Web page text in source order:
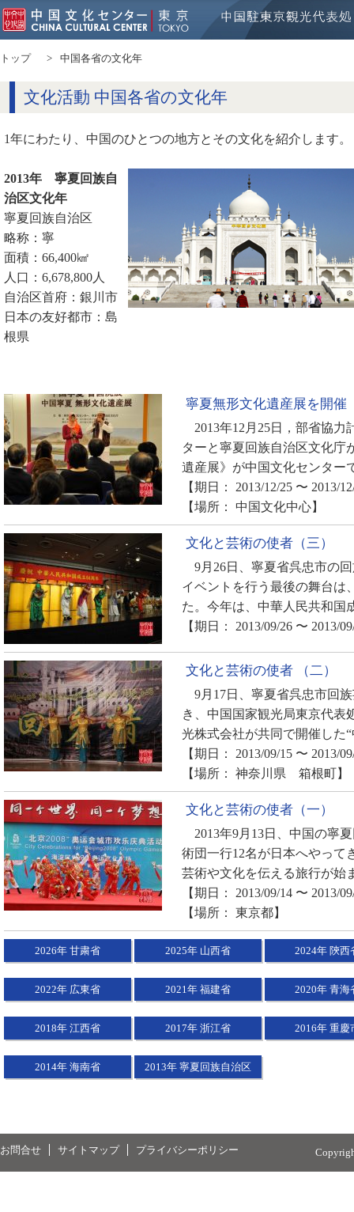
トップ 中国各省の文化年
文化活動 中国各省の文化年
1年にわたり、中国のひとつの地方とその文化を紹介します。
2013年 寧夏回族自
治区文化年
寧夏回族自治区
略称：寧
面積：66,400㎢
人口：6,678,800人
自治区首府：銀川市
日本の友好都市：島
根県
寧夏無形文化遺産展を開催
2013年12月25日，部省協力
ターと寧夏回族自治区文化庁
遺産展》が中国文化センタ
【期日： 2013/12/25 〜 2013/
【場所： 中国文化中心】
文化と芸術の使者（三）
9月26日、寧夏省呉忠市の
イベントを行う最後の舞台は
た。今年は、中華人民共和国
【期日： 2013/09/26 〜 2013/
文化と芸術の使者 （二）
9月17日、寧夏省呉忠市回
き、中国国家観光局東京代表
光株式会社が共同で開催した
【期日： 2013/09/15 〜 2013/
【場所： 神奈川県 箱根町】
文化と芸術の使者（一）
2013年9月13日、中国の寧
術団一行12名が日本へやって
芸術や文化を伝える旅行が始
【期日： 2013/09/14 〜 2013/
【場所： 東京都】
2026年 甘粛省 2025年 山西省 2024年 陝西
2022年 広東省 2021年 福建省 2020年 青海
2018年 江西省 2017年 浙江省 2016年 重慶
2014年 海南省 2013年 寧夏回族自治区
お問合せ サイトマップ プライバシーポリシー